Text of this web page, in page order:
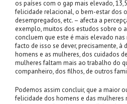
os países com o gap mais elevado,
felicidade relacional, o bem-estar dos
desempregados, etc. – afecta a
exemplo, muitos dos estudos sobre o
concluem que este é mais elevado
facto de isso se dever, precisamente, à
homens e as mulheres, dos cuidados
mulheres faltam mais ao trabalho do
companheiro, dos filhos, de outros
Podemos assim concluir, que a maior
felicidade dos homens e das mulheres